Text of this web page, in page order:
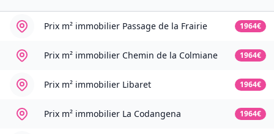
Prix m² immobilier Passage de la Frairie 1964€
Prix m² immobilier Chemin de la Colmiane 1964€
Prix m² immobilier Libaret 1964€
Prix m² immobilier La Codangena 1964€